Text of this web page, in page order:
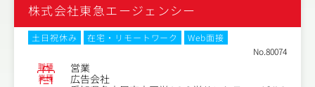
株式会社東急エージェンシー
土日祝休み 在宅・リモートワーク
Web面接
No.80074
職種 営業
業種 広告会社